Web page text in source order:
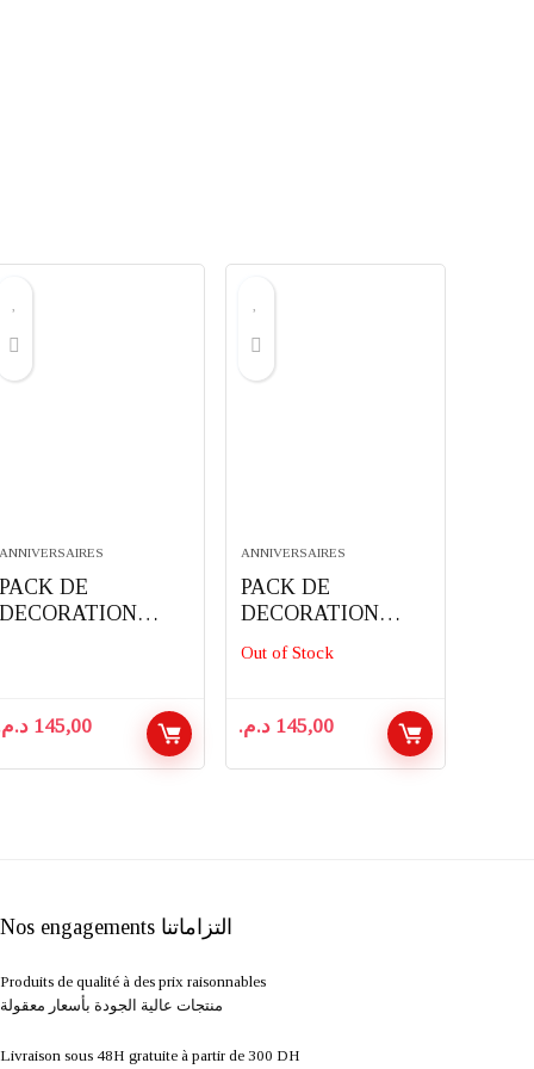
ANNIVERSAIRES
PACK DE
DECORATION
BABYBOSS
145,00
ANNIVERSAIRES
PACK DE
DECORATION
D’ANNIVERSAIRE
COMPLET 82
SONIC
Out of Stock
145,00 د.م.
Nos engagements التزاماتنا
Produits de qualité à des prix raisonnables
منتجات عالية الجودة بأسعار معقولة
Livraison sous 48H gratuite à partir de 300 DH ​